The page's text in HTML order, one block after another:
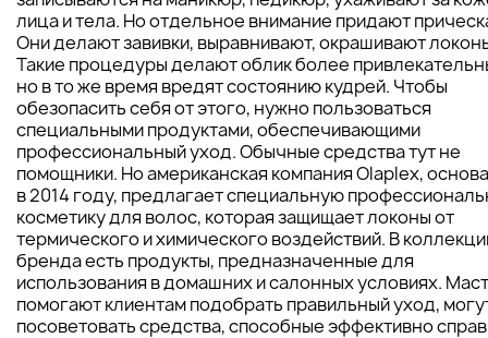
лица и тела. Но отдельное внимание придают
Они делают завивки, выравнивают, окрашивают
Такие процедуры делают облик более
но в то же время вредят состоянию кудрей. Чтобы
обезопасить себя от этого, нужно пользоваться
специальными продуктами, обеспечивающими
профессиональный уход. Обычные средства тут не
помощники. Но американская компания Olaplex,
в 2014 году, предлагает специальную
косметику для волос, которая защищает локоны от
термического и химического воздействий. В
бренда есть продукты, предназначенные для
использования в домашних и салонных условиях.
помогают клиентам подобрать правильный уход,
посоветовать средства, способные эффективно